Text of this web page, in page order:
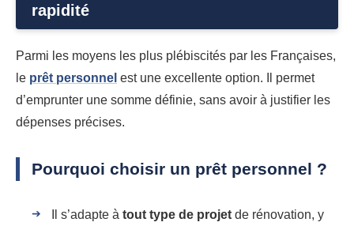
rapidité
Parmi les moyens les plus plébiscités par les Françaises,
le prêt personnel est une excellente option. Il permet
d’emprunter une somme définie, sans avoir à justifier les
dépenses précises.
Pourquoi choisir un prêt personnel ?
Il s’adapte à tout type de projet de rénovation, y